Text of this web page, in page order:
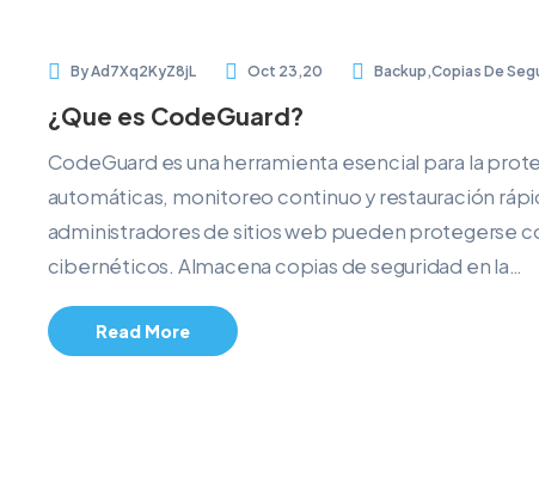
ByAd7Xq2KyZ8jL Oct 23,20 Backup,Copias De
¿Que es CodeGuard?
CodeGuard es una herramienta esencial para la
automáticas, monitoreo continuo y restauración
administradores de sitios web pueden protegerse
cibernéticos. Almacena copias de seguridad en la…
Read More